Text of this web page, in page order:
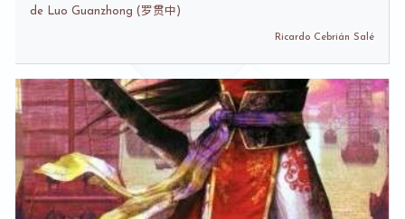
de Luo Guanzhong (罗贯中)
Ricardo Cebrián Salé